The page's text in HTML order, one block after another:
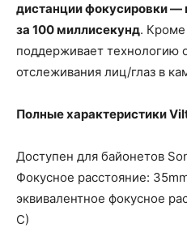
дистанции фокусировки
за 100 миллисекунд. Кроме
поддерживает технологию
отслеживания лиц/глаз в
Полные характеристики
Доступен для байонетов
Фокусное расстояние:
эквивалентное фокусное
C)